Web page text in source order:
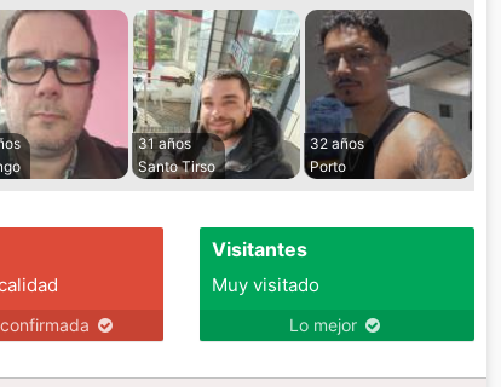
31 años
Santo Tirso
32 años
Porto
Visitantes
Muy visitado
Lo mejor